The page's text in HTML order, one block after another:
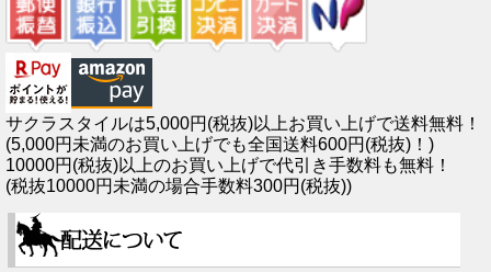
サクラスタイルは5,000円(税抜)以上お買い上げで送料無料！
(5,000円未満のお買い上げでも全国送料600円(税抜)！)
10000円(税抜)以上のお買い上げで代引き手数料も無料！
(税抜10000円未満の場合手数料300円(税抜))